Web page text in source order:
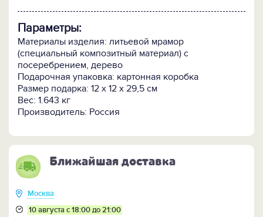
подчёркивает устойчивый постамент из покрытой
тёмным лаком ценной древесины. Сувенир
упакован в подарочную коробку с логотипом
производителя.
Кому подарить:Деловому партнёру, руководителю
предприятия, коллеге, другу, родственнику – всем,
кто причастен к строительству. В качестве
празднику или, как солидное поздравление с
личным торжеством.
Параметры:
Материалы изделия: литьевой мрамор
(специальный композитный материал) с
посеребрением, дерево
Подарочная упаковка: картонная коробка
Размер подарка: 12 х 12 х 29,5 см
Вес: 1.643 кг
Производитель: Россия
Ближайшая доставка
Москва
10 августа с 18:00 до 21:00